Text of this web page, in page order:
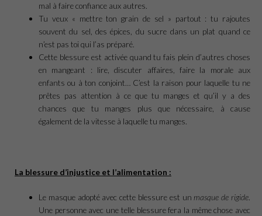
mal à faire confiance aux autres.
Tu veux « mettre ton grain de sel » partout : tu rajoutes
souvent du sel, des épices, du sucre dans un plat quand ce
n’est pas toi qui l’as préparé.
Cette blessure est activée quand tu fais plein d’autres choses
en mangeant : lire, discuter affaires, faire la morale aux
enfants ou à ton conjoint… C’est la raison pour laquelle tu ne
prêtes pas attention à ce que tu manges et qu’il y a des
chances que tu manges plus que nécessaire, à cause
également de la vitesse à laquelle tu manges.
La blessure d’injustice et l’alimentation :
Le masque adopté avec cette blessure est un masque de rigide
Une personne avec une telle blessure fera la même chose avec